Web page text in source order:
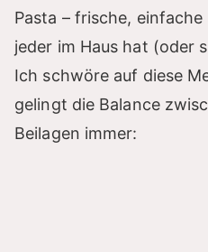
Pasta – frische,
jeder im Haus hat (oder
Ich schwöre auf diese
gelingt die Balance
Beilagen immer: